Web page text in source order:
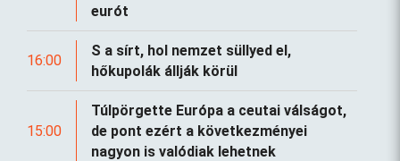
eurót
16:00
S a sírt, hol nemzet süllyed el,
hőkupolák állják körül
15:00
Túlpörgette Európa a ceutai válságot,
de pont ezért a következményei
nagyon is valódiak lehetnek